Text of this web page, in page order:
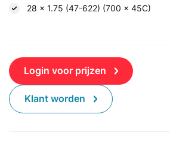
28 x 1.75 (47-622) (700 x 45C)
Login voor prijzen
Klant worden